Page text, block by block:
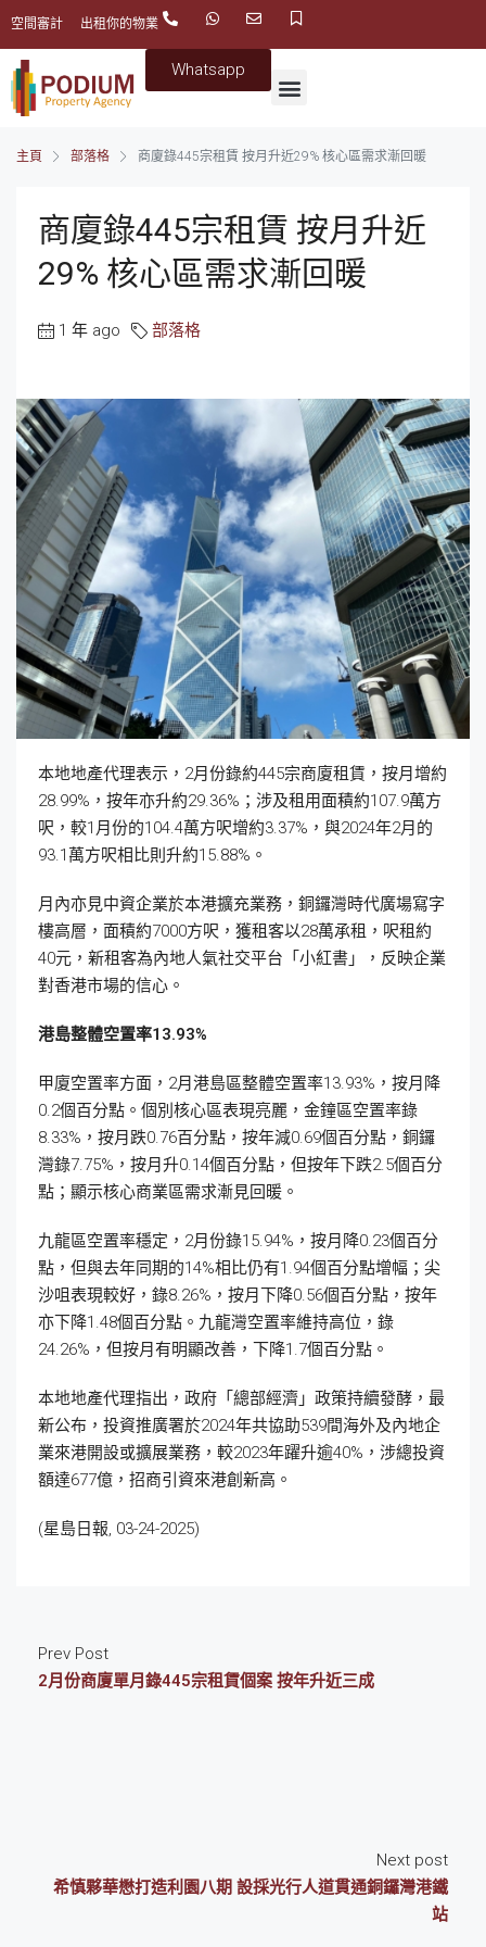
空間審計 出租你的物業
Whatsapp
主頁 部落格 商廈錄445宗租賃 按月升近29% 核心區需求漸回暖
商廈錄445宗租賃 按月升近
29% 核心區需求漸回暖
1 年 ago 部落格
本地地產代理表示，2月份錄約445宗商廈租賃，按月增約
28.99%，按年亦升約29.36%；涉及租用面積約107.9萬方
呎，較1月份的104.4萬方呎增約3.37%，與2024年2月的
93.1萬方呎相比則升約15.88%。
月內亦見中資企業於本港擴充業務，銅鑼灣時代廣場寫字
樓高層，面積約7000方呎，獲租客以28萬承租，呎租約
40元，新租客為內地人氣社交平台「小紅書」，反映企業
對香港市場的信心。
港島整體空置率13.93%
甲廈空置率方面，2月港島區整體空置率13.93%，按月降
0.2個百分點。個別核心區表現亮麗，金鐘區空置率錄
8.33%，按月跌0.76百分點，按年減0.69個百分點，銅鑼
灣錄7.75%，按月升0.14個百分點，但按年下跌2.5個百分
點；顯示核心商業區需求漸見回暖。
九龍區空置率穩定，2月份錄15.94%，按月降0.23個百分
點，但與去年同期的14%相比仍有1.94個百分點增幅；尖
沙咀表現較好，錄8.26%，按月下降0.56個百分點，按年
亦下降1.48個百分點。九龍灣空置率維持高位，錄
24.26%，但按月有明顯改善，下降1.7個百分點。
本地地產代理指出，政府「總部經濟」政策持續發酵，最
新公布，投資推廣署於2024年共協助539間海外及內地企
業來港開設或擴展業務，較2023年躍升逾40%，涉總投資
額達677億，招商引資來港創新高。
(星島日報, 03-24-2025)
Prev Post
2月份商廈單月錄445宗租賃個案 按年升近三成
Next post
希慎夥華懋打造利園八期 設採光行人道貫通銅鑼灣港鐵
站